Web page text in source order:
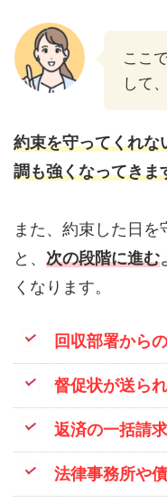
ここ
して
約束を守ってくれな
調も強くなってきま
また、約束した日
と、 次の段階に進む
くなります。
回収部署から
督促状が送ら
返済の一括請求
法律事務所や